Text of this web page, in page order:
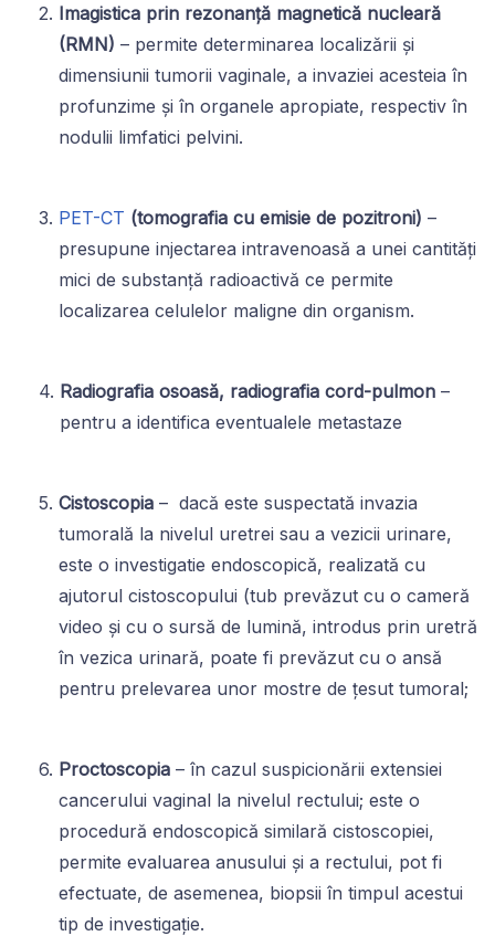
Imagistica prin rezonanță magnetică nucleară
(RMN) – permite determinarea localizării și
dimensiunii tumorii vaginale, a invaziei acesteia în
profunzime și în organele apropiate, respectiv în
nodulii limfatici pelvini.
PET-CT (tomografia cu emisie de pozitroni) –
presupune injectarea intravenoasă a unei cantități
mici de substanță radioactivă ce permite
localizarea celulelor maligne din organism.
Radiografia osoasă, radiografia cord-pulmon –
pentru a identifica eventualele metastaze
Cistoscopia – dacă este suspectată invazia
tumorală la nivelul uretrei sau a vezicii urinare,
este o investigatie endoscopică, realizată cu
ajutorul cistoscopului (tub prevăzut cu o cameră
video și cu o sursă de lumină, introdus prin uretră
în vezica urinară, poate fi prevăzut cu o ansă
pentru prelevarea unor mostre de țesut tumoral;
Proctoscopia – în cazul suspicionării extensiei
cancerului vaginal la nivelul rectului; este o
procedură endoscopică similară cistoscopiei,
permite evaluarea anusului și a rectului, pot fi
efectuate, de asemenea, biopsii în timpul acestui
tip de investigație.